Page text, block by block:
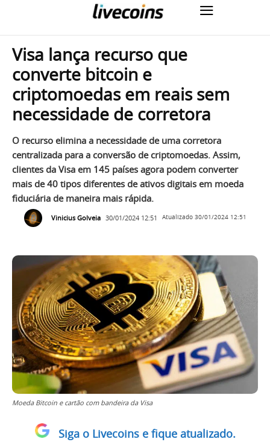
Visa lança recurso que
converte bitcoin e
criptomoedas em reais sem
necessidade de corretora
O recurso elimina a necessidade de uma corretora
centralizada para a conversão de criptomoedas. Assim,
clientes da Visa em 145 países agora podem converter
mais de 40 tipos diferentes de ativos digitais em moeda
fiduciária de maneira mais rápida.
Vinicius Golveia 30/01/2024 12:51 Atualizado 30/01/2024 12:51
Moeda Bitcoin e cartão com bandeira da Visa
Siga o Livecoins e fique atualizado.